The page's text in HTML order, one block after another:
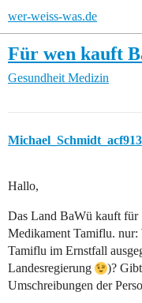
wer-weiss-was.de
Für wen kauft
Gesundheit Medizin
Michael_Schmidt_acf913
Hallo,
Das Land BaWü kauft für
Medikament Tamiflu. nur:
Tamiflu im Ernstfall
Landesregierung
)?
Umschreibungen der